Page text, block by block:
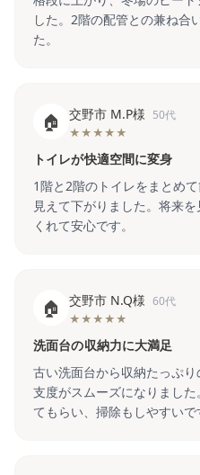
した。2階の配管との兼ね合
た。
🏠 交野市 M.P様 50代
★★★★★
トイレが快適空間に変身
1階と2階のトイレをまとめ
見えて下がりました。将来
くれて安心です。
🏠 交野市 N.Q様 60代
★★★★★
洗面台の収納力に大満足
古い洗面台から収納たっぷ
支度がスムーズになりまし
てもらい、掃除もしやすいで